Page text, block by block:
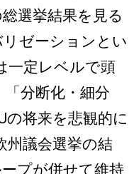
選挙結果を見る
ゼーションとい
一定レベルで頭
分断化・細分
の将来を悲観的に
州議会選挙の結
プが併せて維持